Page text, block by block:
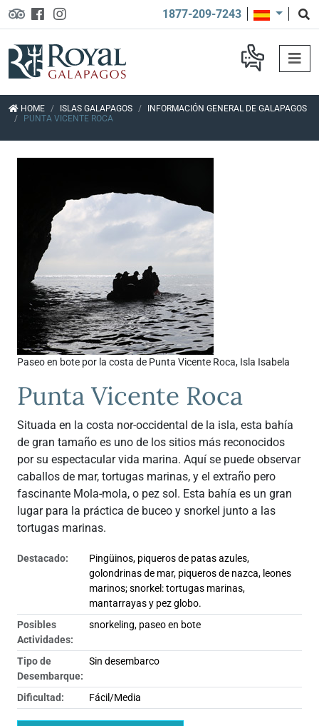
1877-209-7243
HOME ISLAS GALAPAGOS
INFORMACIÓN GENERAL DE GALAPAGOS
PUNTA VICENTE ROCA
Paseo en bote por la costa de Punta Vicente Roca, Isla Isabela
Punta Vicente Roca
Situada en la costa nor-occidental de la isla, esta bahía
de gran tamaño es uno de los sitios más reconocidos
por su espectacular vida marina. Aquí se puede observar
caballos de mar, tortugas marinas, y el extraño pero
fascinante Mola-mola, o pez sol. Esta bahía es un gran
lugar para la práctica de buceo y snorkel junto a las
tortugas marinas.
Destacado:
Pingüinos, piqueros de patas azules,
golondrinas de mar, piqueros de nazca, leones
marinos; snorkel: tortugas marinas,
mantarrayas y pez globo.
Posibles
Actividades:
snorkeling, paseo en bote
Tipo de
Desembarque:
Sin desembarco
Dificultad: Fácil/Media